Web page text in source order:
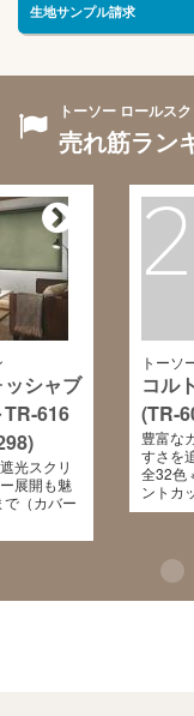
生地サンプル請求
トーソー ロールス
売れ筋ラン
シャブ
616
光スクリ
展開も魅
（カバー
2
トーソ
コル
(TR-
豊富な
すさを
全32色
ントカ